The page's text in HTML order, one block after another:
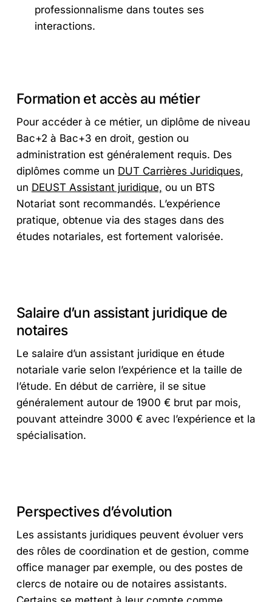
professionnalisme dans toutes ses
interactions.
Formation et accès au métier
Pour accéder à ce métier, un diplôme de niveau
Bac+2 à Bac+3 en droit, gestion ou
administration est généralement requis. Des
diplômes comme un DUT Carrières Juridiques,
un DEUST Assistant juridique, ou un BTS
Notariat sont recommandés. L’expérience
pratique, obtenue via des stages dans des
études notariales, est fortement valorisée.
Salaire d’un assistant juridique de
notaires
Le salaire d’un assistant juridique en étude
notariale varie selon l’expérience et la taille de
l’étude. En début de carrière, il se situe
généralement autour de 1900 € brut par mois,
pouvant atteindre 3000 € avec l’expérience et la
spécialisation.
Perspectives d’évolution
Les assistants juridiques peuvent évoluer vers
des rôles de coordination et de gestion, comme
office manager par exemple, ou des postes de
clercs de notaire ou de notaires assistants.